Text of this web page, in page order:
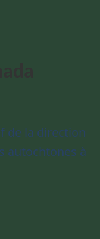
de la direction
autochtones à